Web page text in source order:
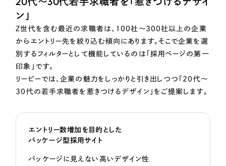
ン」
Z世代を含む最近の求職者は、100社〜300社以上の企業
からエントリー先を絞り込む傾向にあります。そこで企業を選
別するフィルターとして機能しているのは「採用ページの第一
印象」です。
リーピーでは、企業の魅力をしっかりと引き出しつつ「20代〜
30代の若手求職者を惹きつけるデザイン」をご提案します。
エントリー数増加を目的とした
パッケージ型採用サイト
パッケージに見えない高いデザイン性